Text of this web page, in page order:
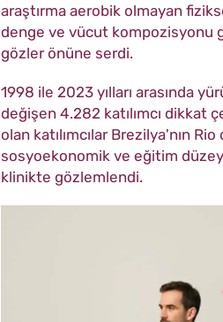
araştırma aerobik olmayan
denge ve vücut kompozisyonu
gözler önüne serdi.
1998 ile 2023 yılları arasında
değişen 4.282 katılımcı dikkat
olan katılımcılar Brezilya'nın
sosyoekonomik ve eğitim
klinikte gözlemlendi.